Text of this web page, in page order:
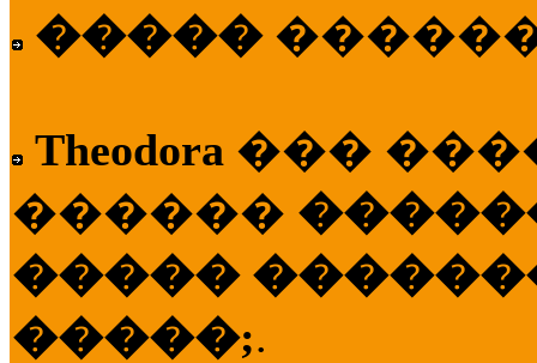
�����
Theodora ���
������
�����
�����;.